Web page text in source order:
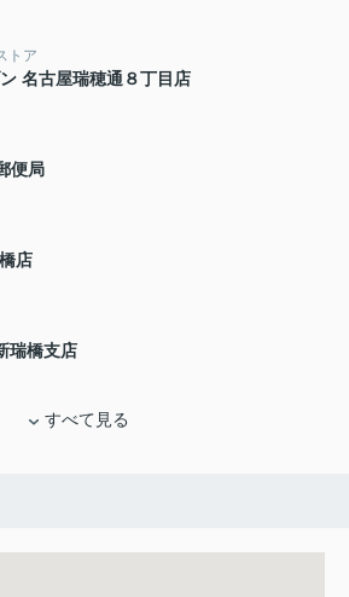
トア
名古屋瑞穂通８丁目店
便局
店
瑞橋支店
すべて見る